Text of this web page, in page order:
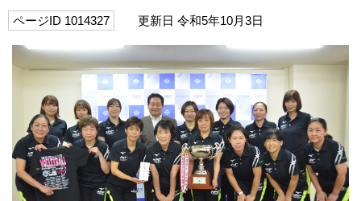
ページID 1014327 更新日 令和5年10月3日